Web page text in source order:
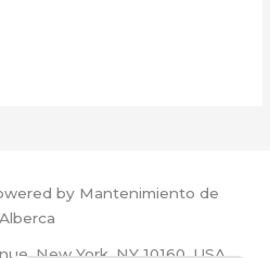
by Mantenimiento de
Alberca
New York, NY 10160, USA